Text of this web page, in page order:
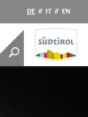
DE // IT // EN